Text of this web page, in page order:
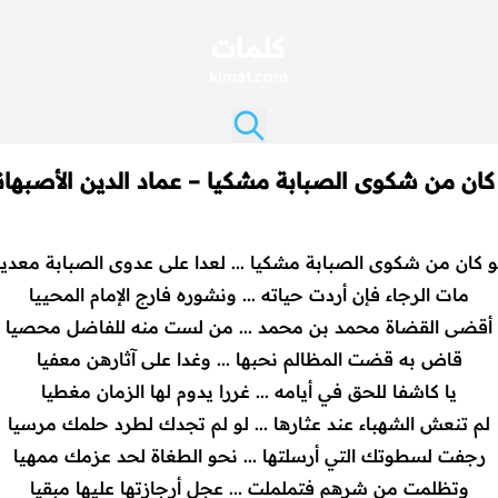
كان من شكوى الصبابة مشكيا – عماد الدين
كان من شكوى الصبابة مشكيا ... لعدا على عدوى الصبابة
مات الرجاء فإن أردت حياته ... ونشوره فارج الإمام المحييا
أقضى القضاة محمد بن محمد ... من لست منه للفاضل محصيا
قاض به قضت المظالم نحبها ... وغدا على آثارهن معفيا
يا كاشفا للحق في أيامه ... غررا يدوم لها الزمان مغطيا
لم تنعش الشهباء عند عثارها ... لو لم تجدك لطرد حلمك مرسيا
رجفت لسطوتك التي أرسلتها ... نحو الطغاة لحد عزمك ممهيا
وتظلمت من شرهم فتململت ... عجل أرجازتها عليها مبقيا